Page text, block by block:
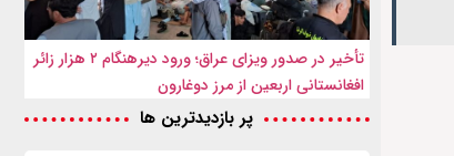
تأخیر در صدور ویزای عراق؛ ورود دیرهنگام ۲ هزار زائر
افغانستانی اربعین از مرز دوغارون
پر بازدیدترین ها